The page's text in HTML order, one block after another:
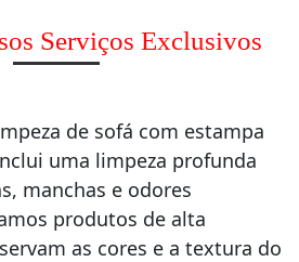
Serviços Exclusivos
de sofá com estampa
uma limpeza profunda
manchas e odores
produtos de alta
as cores e a textura do